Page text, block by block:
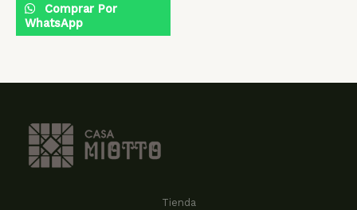
Comprar Por
WhatsApp
Tienda